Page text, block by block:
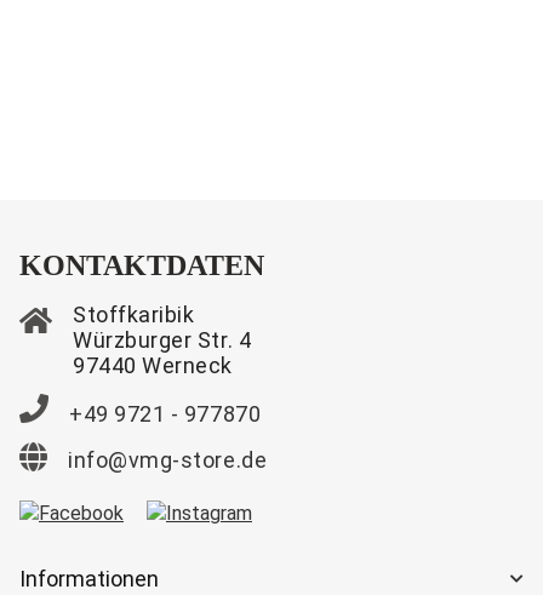
KONTAKTDATEN
Stoffkaribik
Würzburger Str. 4
97440 Werneck
+49 9721 - 977870
info@vmg-store.de
Informationen